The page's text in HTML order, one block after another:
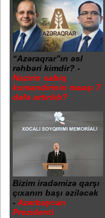
“Azəraqrar”ın əsl
rəhbəri kimdir? -
Nazirin sabiq
komandirinin maaşı 7
dəfə artırılıb?
Bizim iradəmizə qarşı
çıxanın başı əziləcək
- Azərbaycan
Prezidenti